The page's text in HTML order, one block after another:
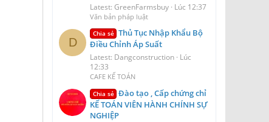
Latest: GreenFarmsbuy Lúc 12:37
Văn bản pháp luật
D
Chia sẻ Thủ Tục Nhập Khẩu Bộ
Điều Chỉnh Áp Suất
Latest: Dangconstruction Lúc
12:33
CAFE KẾ TOÁN
Chia sẻ Đào tạo , Cấp chứng chỉ
KẾ TOÁN VIÊN HÀNH CHÍNH SỰ
NGHIỆP